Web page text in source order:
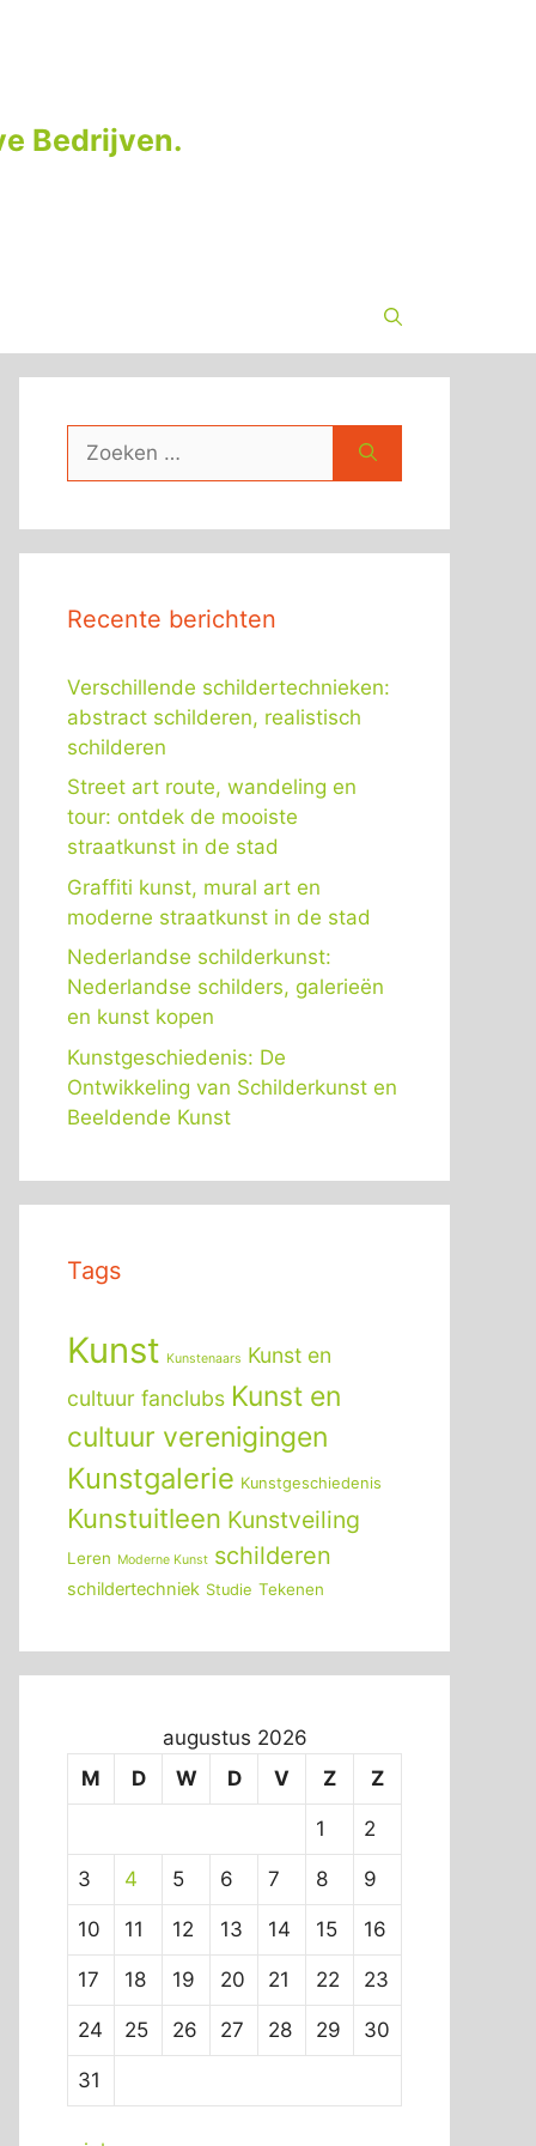
Bedrijven.
naar:
Recente berichten
Verschillende schildertechnieken:
abstract schilderen, realistisch
schilderen
Street art route, wandeling en
tour: ontdek de mooiste
straatkunst in de stad
Graffiti kunst, mural art en
moderne straatkunst in de stad
Nederlandse schilderkunst:
Nederlandse schilders, galerieën
en kunst kopen
Kunstgeschiedenis: De
Ontwikkeling van Schilderkunst en
Beeldende Kunst
Tags
Kunst Kunstenaars Kunst en
cultuur fanclubs Kunst en
cultuur verenigingen
Kunstgalerie Kunstgeschiedenis
Kunstuitleen Kunstveiling
Leren Moderne Kunst schilderen
schildertechniek Studie Tekenen
augustus 2026
M
D W D V Z Z
1 2
3 4 5 6 7 8 9
10 11 12 13 14 15 16
17 18 19 20 21 22 23
24 25 26 27 28 29 30
31